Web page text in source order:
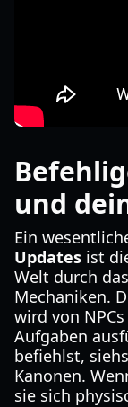
und
Ein
Updates ist
Welt durch
Mechaniken.
wird von
Aufgaben
befiehlst,
Kanonen.
sie sich